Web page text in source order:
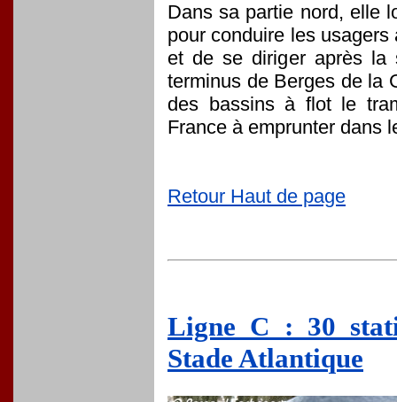
Dans sa partie nord, elle
pour conduire les
et de se diriger après la
terminus de Berges de la
des bassins à flot le
France à emprunter dans
Retour Haut de page
Ligne C : 30
Stade Atlantique